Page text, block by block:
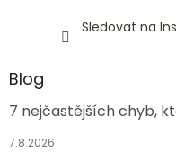
Sledovat na
Blog
7 nejčastějších chyb,
7.8.2026